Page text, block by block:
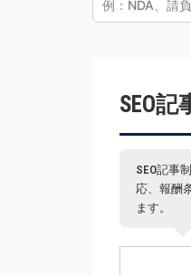
SEO
SEO記事
応、報酬
ます。